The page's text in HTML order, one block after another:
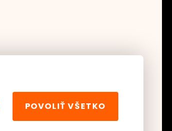
POVOLIŤ VŠETKO